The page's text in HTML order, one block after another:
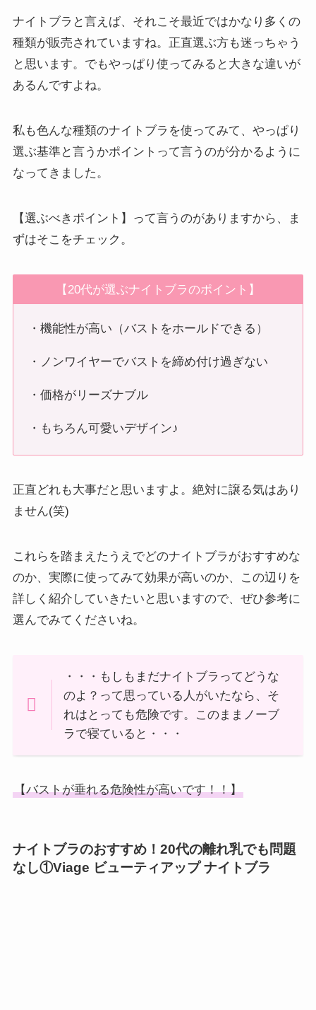
ナイトブラと言えば、それこそ最近ではかなり多くの
種類が販売されていますね。正直選ぶ方も迷っちゃう
と思います。でもやっぱり使ってみると大きな違いが
あるんですよね。
私も色んな種類のナイトブラを使ってみて、やっぱり
選ぶ基準と言うかポイントって言うのが分かるように
なってきました。
【選ぶべきポイント】って言うのがありますから、ま
ずはそこをチェック。
【20代が選ぶナイトブラのポイント】
・機能性が高い（バストをホールドできる）
・ノンワイヤーでバストを締め付け過ぎない
・価格がリーズナブル
・もちろん可愛いデザイン♪
正直どれも大事だと思いますよ。絶対に譲る気はあり
ません(笑)
これらを踏まえたうえでどのナイトブラがおすすめな
のか、実際に使ってみて効果が高いのか、この辺りを
詳しく紹介していきたいと思いますので、ぜひ参考に
選んでみてくださいね。
・・・もしもまだナイトブラってどうな
のよ？って思っている人がいたなら、そ
れはとっても危険です。このままノーブ
ラで寝ていると・・・
【バストが垂れる危険性が高いです！！】
ナイトブラのおすすめ！20代の離れ乳でも問題
なし①Viage ビューティアップ ナイトブラ